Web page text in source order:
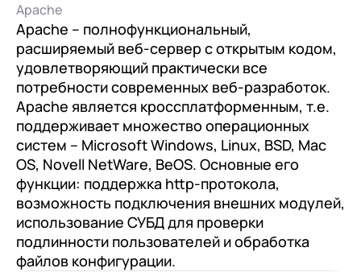
Apache
Apache – полнофункциональный,
расширяемый веб-сервер с открытым кодом,
удовлетворяющий практически все
потребности современных веб-разработок.
Apache является кроссплатформенным, т.е.
поддерживает множество операционных
систем – Microsoft Windows, Linux, BSD, Mac
OS, Novell NetWare, BeOS. Основные его
функции: поддержка http-протокола,
возможность подключения внешних модулей,
использование СУБД для проверки
подлинности пользователей и обработка
файлов конфигурации.
1С:Аналитика
Управление взаимоотношениями с
клиентами (CRM)
1С:CRM
Лицензии 1С
Сервисы 1С
1С-ЭДО
1С:Контрагент
1С-Отчетность